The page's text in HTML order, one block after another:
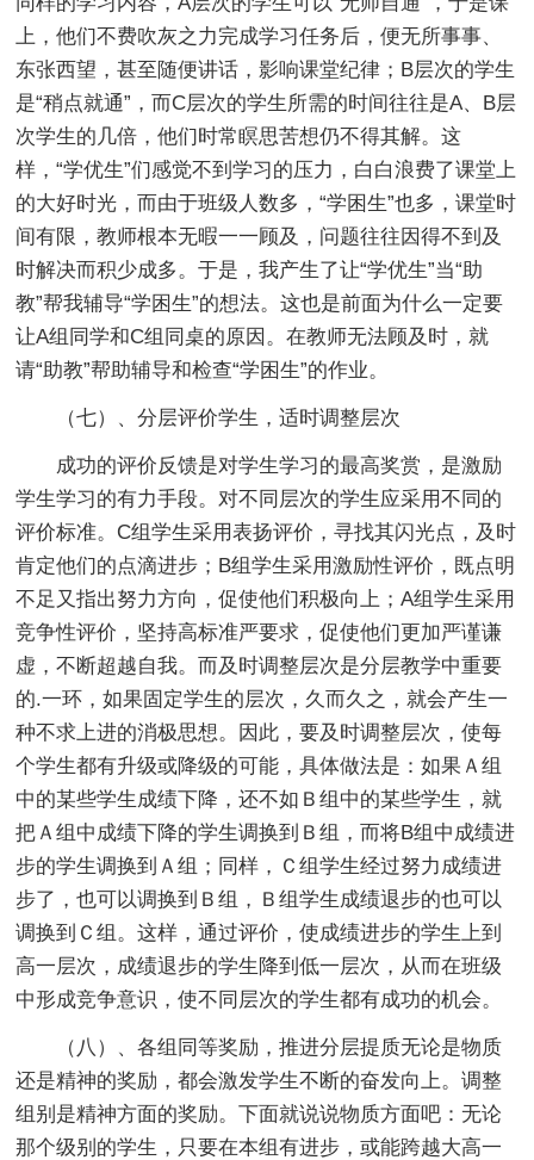
上，他们不费吹灰之力完成学习任务后，便无所事事、
东张西望，甚至随便讲话，影响课堂纪律；B层次的学生
是“稍点就通”，而C层次的学生所需的时间往往是A、B层
次学生的几倍，他们时常瞑思苦想仍不得其解。这
样，“学优生”们感觉不到学习的压力，白白浪费了课堂上
的大好时光，而由于班级人数多，“学困生”也多，课堂时
间有限，教师根本无暇一一顾及，问题往往因得不到及
时解决而积少成多。于是，我产生了让“学优生”当“助
教”帮我辅导“学困生”的想法。这也是前面为什么一定要
让A组同学和C组同桌的原因。在教师无法顾及时，就
请“助教”帮助辅导和检查“学困生”的作业。
（七）、分层评价学生，适时调整层次
成功的评价反馈是对学生学习的最高奖赏，是激励
学生学习的有力手段。对不同层次的学生应采用不同的
评价标准。C组学生采用表扬评价，寻找其闪光点，及时
肯定他们的点滴进步；B组学生采用激励性评价，既点明
不足又指出努力方向，促使他们积极向上；A组学生采用
竞争性评价，坚持高标准严要求，促使他们更加严谨谦
虚，不断超越自我。而及时调整层次是分层教学中重要
的.一环，如果固定学生的层次，久而久之，就会产生一
种不求上进的消极思想。因此，要及时调整层次，使每
个学生都有升级或降级的可能，具体做法是：如果Ａ组
中的某些学生成绩下降，还不如Ｂ组中的某些学生，就
把Ａ组中成绩下降的学生调换到Ｂ组，而将B组中成绩进
步的学生调换到Ａ组；同样，Ｃ组学生经过努力成绩进
步了，也可以调换到Ｂ组，Ｂ组学生成绩退步的也可以
调换到Ｃ组。这样，通过评价，使成绩进步的学生上到
高一层次，成绩退步的学生降到低一层次，从而在班级
中形成竞争意识，使不同层次的学生都有成功的机会。
（八）、各组同等奖励，推进分层提质无论是物质
还是精神的奖励，都会激发学生不断的奋发向上。调整
组别是精神方面的奖励。下面就说说物质方面吧：无论
那个级别的学生，只要在本组有进步，或能跨越大高一